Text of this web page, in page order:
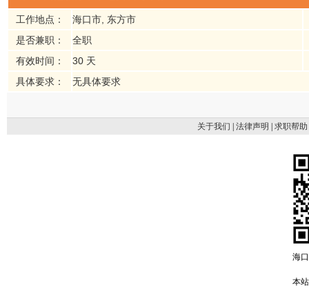
工作地点：
海口市, 东方市
是否兼职：
全职
有效时间：
30 天
具体要求：
无具体要求
关于我们 法律声明 求职帮助
海
本